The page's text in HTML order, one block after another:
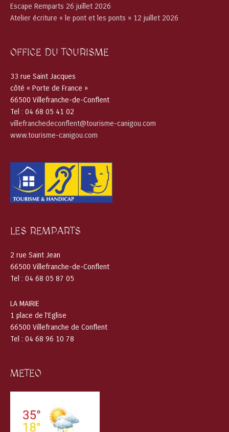
Escape Remparts 26 juillet 2026
Atelier écriture « le pont et les ponts » 12 juillet 2026
OFFICE DU TOURISME
33 rue Saint Jacques
côté « Porte de France »
66500 Villefranche-de-Conflent
Tel : 04 68 05 41 02
villefranchedeconflent@tourisme-canigou.com
www.tourisme-canigou.com
LES REMPARTS
2 rue Saint Jean
66500 Villefranche-de-Conflent
Tel : 04 68 05 87 05
LA MAIRIE
1 place de l’Eglise
66500 Villefranche de Conflent
Tel : 04 68 96 10 78
METEO